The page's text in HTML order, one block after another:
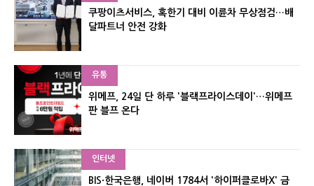
쿠팡이츠서비스, 혹한기 대비 이륜차 무상점검…배
달파트너 안전 강화
유통
위메프, 24일 단 하루 '블랙프라이스데이'…위메프
판 블프 온다
인터넷
BIS·한국은행, 네이버 1784서 '하이퍼클로바X' 금